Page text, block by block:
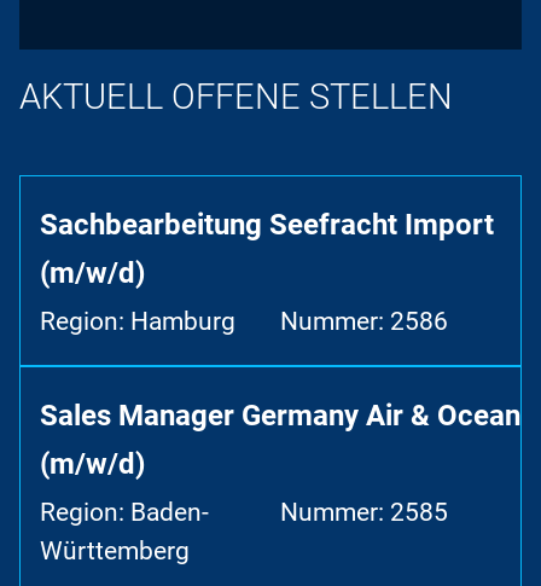
AKTUELL OFFENE STELLEN
Sachbearbeitung Seefracht Import
(m/w/d)
Region: Hamburg Nummer: 2586
Sales Manager Germany Air & Ocean
(m/w/d)
Region: Baden-
Württemberg
Nummer: 2585